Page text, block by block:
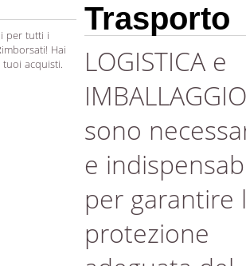
per tutti i
Hai
acquisti.
Trasporto
LOGISTICA e
IMBALLAGGIO
sono
e
per garantire
protezione